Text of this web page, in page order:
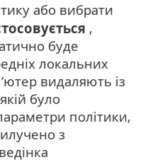
або вибрати
,
буде
локальних
видаляють із
було
політики,
з